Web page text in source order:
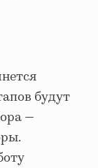
будут
—